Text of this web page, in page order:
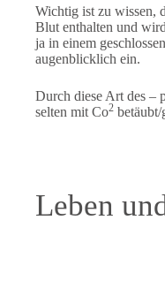
Wichtig ist zu wissen,
Blut enthalten und
ja in einem
augenblicklich ein.
Durch diese Art des –
selten mit Co2 betäubt/
Leben